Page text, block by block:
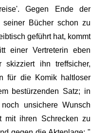
Gegen Ende der
Bücher schon zu
geführt hat, kommt
einer Vertreterin eben
skizziert ihn treffsicher,
für die Komik haltloser
bestürzenden Satz; in
unsichere Wunsch
mit ihren Schrecken zu